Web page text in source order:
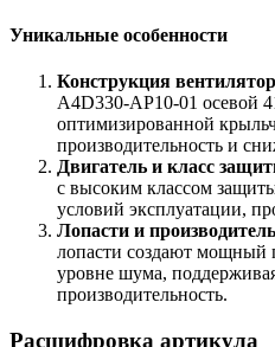
Уникальные особенности
Конструкция
A4D330-AP10-01 осевой
оптимизированной
производительность и
Двигатель и класс
с высоким классом
условий эксплуатации,
Лопасти и
лопасти создают мощный
уровне шума,
производительность.
Расшифровка артикула